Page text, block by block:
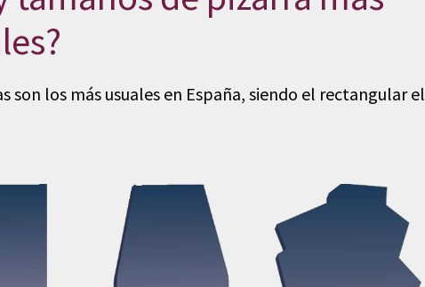
los más usuales en España, siendo el rectangular el